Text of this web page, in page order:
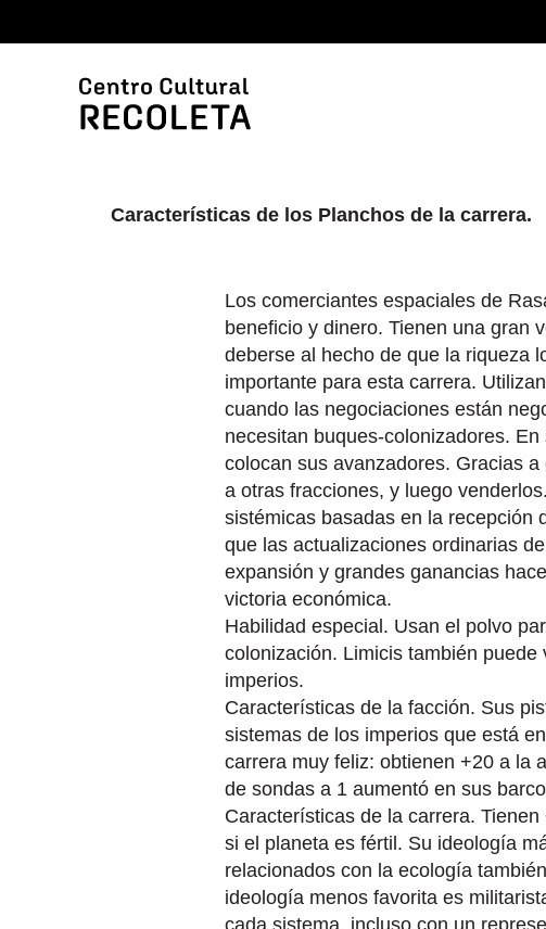
Características de los Planchos de la carrera.
Los comerciantes espaciales de
beneficio y dinero. Tienen una gran
deberse al hecho de que la riqueza
importante para esta carrera.
cuando las negociaciones están
necesitan buques-colonizadores.
colocan sus avanzadores. Gracias
a otras fracciones, y luego
sistémicas basadas en la recepción
que las actualizaciones ordinarias
expansión y grandes ganancias
victoria económica.
Habilidad especial. Usan el polvo
colonización. Limicis también
imperios.
Características de la facción. Sus
sistemas de los imperios que está
carrera muy feliz: obtienen +20 a la
de sondas a 1 aumentó en sus
Características de la carrera.
si el planeta es fértil. Su ideología
relacionados con la ecología
ideología menos favorita es
cada sistema, incluso con un